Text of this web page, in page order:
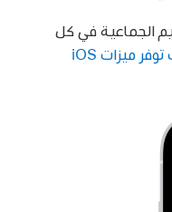
الجماعية في كل
موقع ويب توفر ميزات iOS